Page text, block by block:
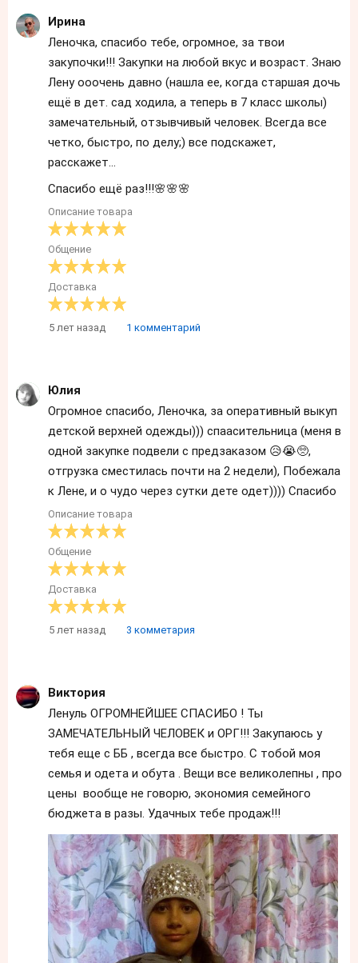
Ирина
Леночка, спасибо тебе, огромное, за твои
закупочки!!! Закупки на любой вкус и возраст. Знаю
Лену ооочень давно (нашла ее, когда старшая дочь
ещё в дет. сад ходила, а теперь в 7 класс школы)
замечательный, отзывчивый человек. Всегда все
четко, быстро, по делу;) все подскажет,
расскажет...
Спасибо ещё раз!!!🌸🌸🌸
Описание товара
Общение
Доставка
5 лет назад 1 комментарий
Юлия
Огромное спасибо, Леночка, за оперативный выкуп
детской верхней одежды))) спаасительница (меня в
одной закупке подвели с предзаказом 😥😭🥺,
отгрузка сместилась почти на 2 недели), Побежала
к Лене, и о чудо через сутки дете одет)))) Спасибо
Описание товара
Общение
Доставка
5 лет назад 3 комметария
Виктория
Ленуль ОГРОМНЕЙШЕЕ СПАСИБО ! Ты
ЗАМЕЧАТЕЛЬНЫЙ ЧЕЛОВЕК и ОРГ!!! Закупаюсь у
тебя еще с ББ , всегда все быстро. С тобой моя
семья и одета и обута . Вещи все великолепны , про
цены вообще не говорю, экономия семейного
бюджета в разы. Удачных тебе продаж!!!